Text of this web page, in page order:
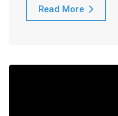
Read More